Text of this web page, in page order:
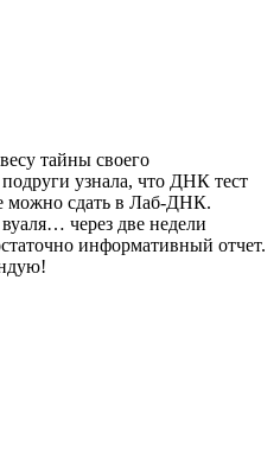
тайны своего
узнала, что ДНК тест
можно сдать в Лаб-ДНК.
через две недели
информативный отчет.